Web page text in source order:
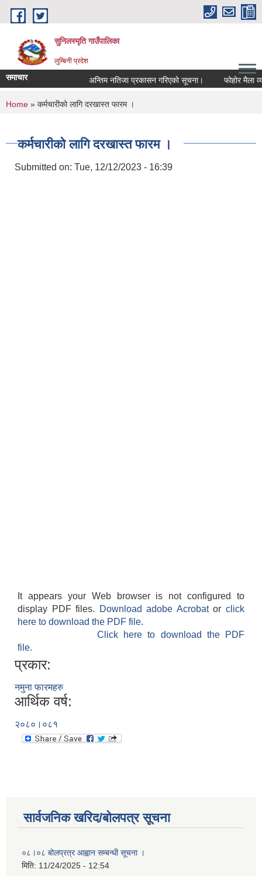
Skip to main content
सुनिलस्मृति गाउँपालिका
लुम्बिनी प्रदेश
समाचार अन्तिम नतिजा प्रकासन गरिएकाे सूचना। फोहोर मैला
You are here
Home » कर्मचारीको लागि दरखास्त फारम ।
कर्मचारीको लागि दरखास्त फारम ।
Submitted on: Tue, 12/12/2023 - 16:39
It appears your Web browser is not configured to
display PDF files.
Download adobe Acrobatorclick
here to download the PDF file.
Click here to download the PDF
file.
प्रकार:
नमुना फारमहरु
आर्थिक वर्ष:
२०८०।०८१
सार्वजनिक खरिद/बोलपत्र सूचना
०८।०८ बोलप्रत्र आह्वान सम्बन्धी सूचना ।
मिति: 11/24/2025 - 12:54